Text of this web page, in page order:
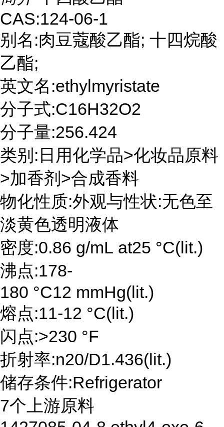
CAS:124-06-1
别名:肉豆蔻酸乙酯; 十四烷酸
乙酯;
英文名:ethylmyristate
分子式:C16H32O2
分子量:256.424
类别:日用化学品>化妆品原料
>加香剂>合成香料
物化性质:外观与性状:无色至
淡黄色透明液体
密度:0.86 g/mL at25 °C(lit.)
沸点:178-
180 °C12 mmHg(lit.)
熔点:11-12 °C(lit.)
闪点:>230 °F
折射率:n20/D1.436(lit.)
储存条件:Refrigerator
7个上游原料